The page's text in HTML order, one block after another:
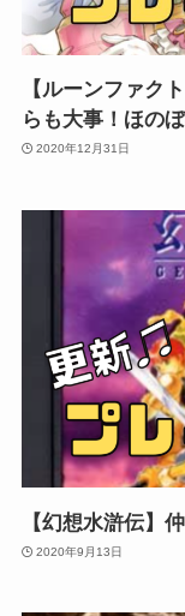
【ルーンファク
らも大事！ほの
2020年12月31日
【幻想水滸伝】
2020年9月13日